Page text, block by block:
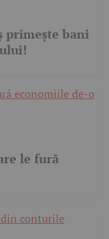
primește bani
le fură